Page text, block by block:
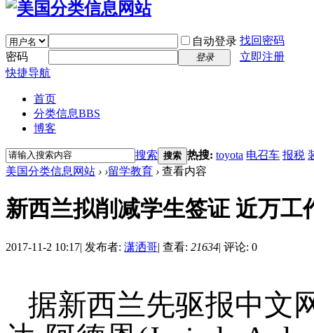
自动登录 找回密码
密码
登录
立即注册
快捷导航
首页
分类信息BBS
博客
搜索 搜索 热搜: toyota 电召车 报税
美国分类信息网站 › ›留学教育 › 查看内容
新西兰拟削减学生签证 近万工
2017-11-2 10:17| 发布者: 潇洒哥| 查看: 21634| 评论: 0
据新西兰先驱报中文